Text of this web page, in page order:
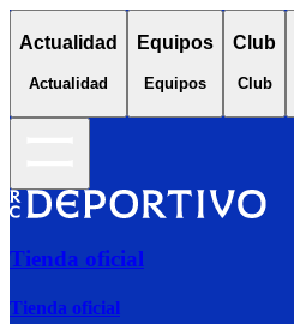
Actualidad
Actualidad
Equipos
Equipos
Club
Club
Tienda oficial
Tienda oficial